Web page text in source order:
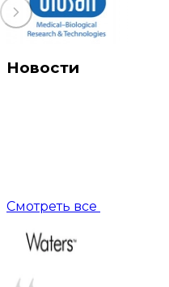
Новости
Смотреть все